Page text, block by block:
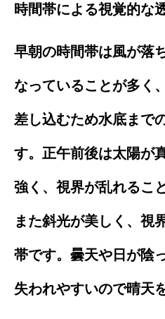
時間帯による視覚的な
早朝の時間帯は風が落
なっていることが多く
差し込むため水底まで
す。正午前後は太陽が
強く、視界が乱れるこ
また斜光が美しく、視
帯です。曇天や日が陰
失われやすいので晴天